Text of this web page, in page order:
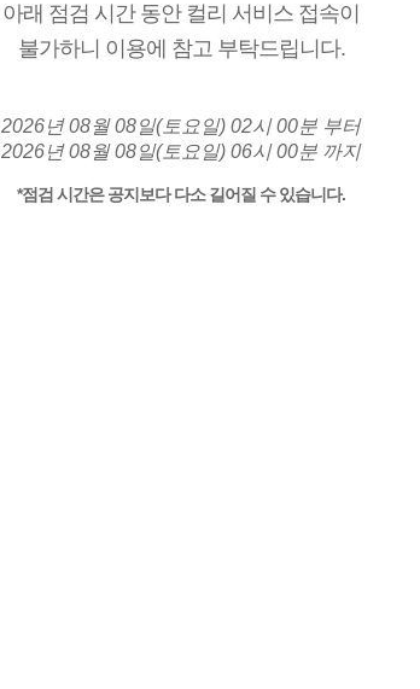
아래 점검 시간 동안 컬리 서비스 접속이
불가하니 이용에 참고 부탁드립니다.
2026년 08월 08일(토요일) 02시 00분 부터
2026년 08월 08일(토요일) 06시 00분 까지
*점검 시간은 공지보다 다소 길어질 수 있습니다.